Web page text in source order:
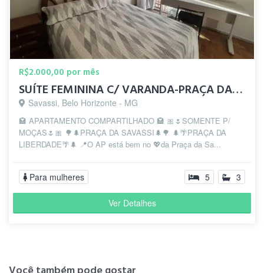
R$2.000,00 por mês
SUÍTE FEMININA C/ VARANDA-PRAÇA DA SAVASSI-PRAÇA LIBERDADE
Savassi, Belo Horizonte - MG
🏩 APARTAMENTO COMPARTILHADO 🏩 🎀🌷SOMENTE P/
MOÇAS🌷🎀 🌳🌲PRAÇA DA SAVASSI🌲🌳 🌲🌴PRAÇA DA
LIBERDADE🌴🌲 📍O AP está bem no 💖da Praça da Sa...
Para mulheres 5 3
Ver Detalhes